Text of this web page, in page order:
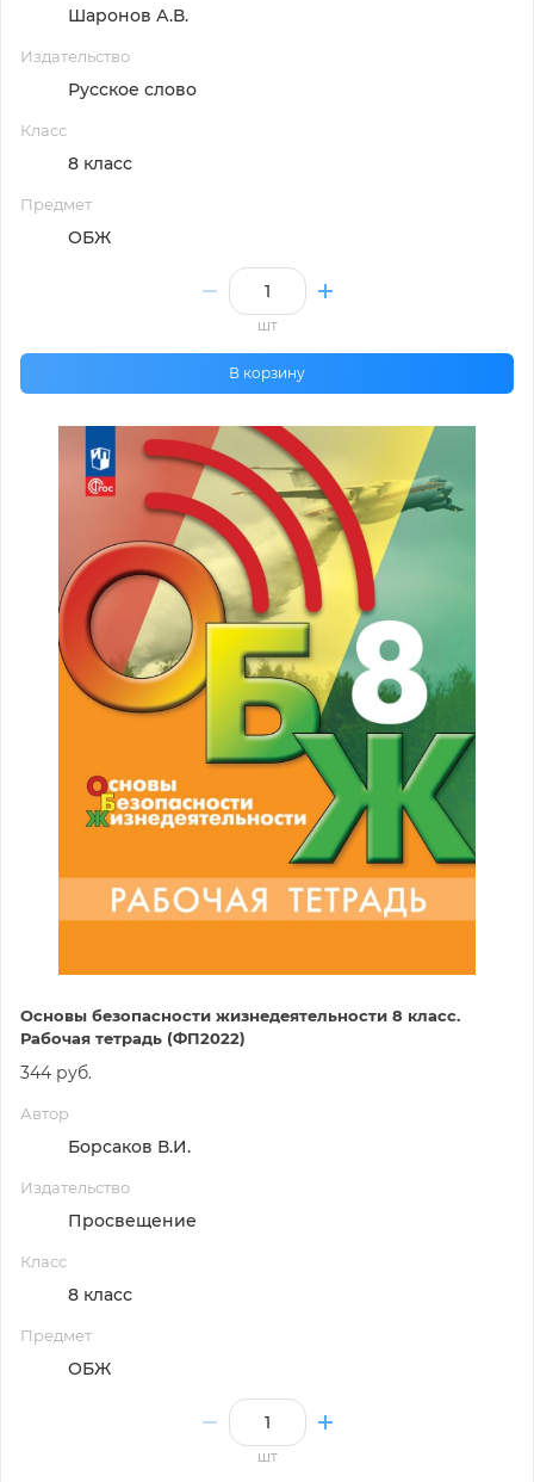
Шаронов А.В.
Издательство
Русское слово
Класс
8 класс
Предмет
ОБЖ
шт
В корзину
Основы безопасности жизнедеятельности 8 класс.
Рабочая тетрадь (ФП2022)
344 руб.
Автор
Борсаков В.И.
Издательство
Просвещение
Класс
8 класс
Предмет
ОБЖ
шт